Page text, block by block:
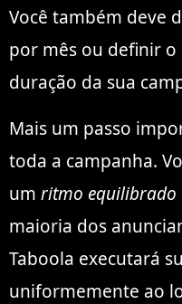
Você também deve
por mês ou definir
duração da sua
Mais um passo
toda a campanha.
um ritmo equilibrado
maioria dos
Taboola executará
uniformemente ao